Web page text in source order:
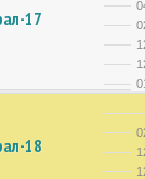
17
18